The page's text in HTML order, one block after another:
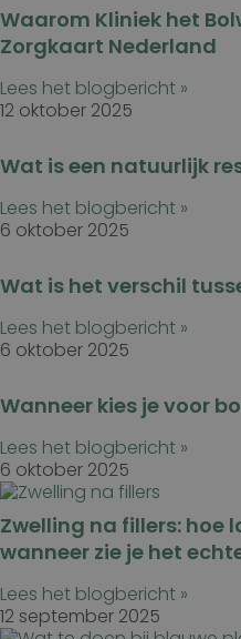
Waarom Kliniek het
Zorgkaart Nederland
Lees het blogbericht »
12 oktober 2025
Wat is een natuurlijk
Lees het blogbericht »
6 oktober 2025
Wat is het verschil
Lees het blogbericht »
6 oktober 2025
Wanneer kies je voor
Lees het blogbericht »
6 oktober 2025
Zwelling na fillers: hoe
wanneer zie je het
Lees het blogbericht »
12 september 2025